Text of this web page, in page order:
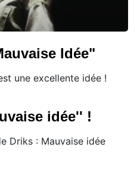
Idée"
une excellente idée !
idée'' !
Driks : Mauvaise idée